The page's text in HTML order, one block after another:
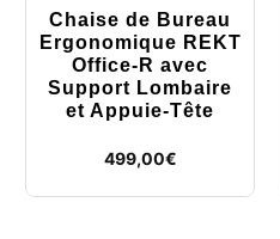
Chaise de Bureau
Ergonomique REKT
Office-R avec
Support Lombaire
et Appuie-Tête
499,00€